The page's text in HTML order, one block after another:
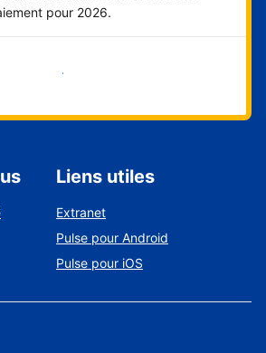
pour 2026.
maintenant
Liens utiles
Extranet
Pulse pour Android
Pulse pour iOS